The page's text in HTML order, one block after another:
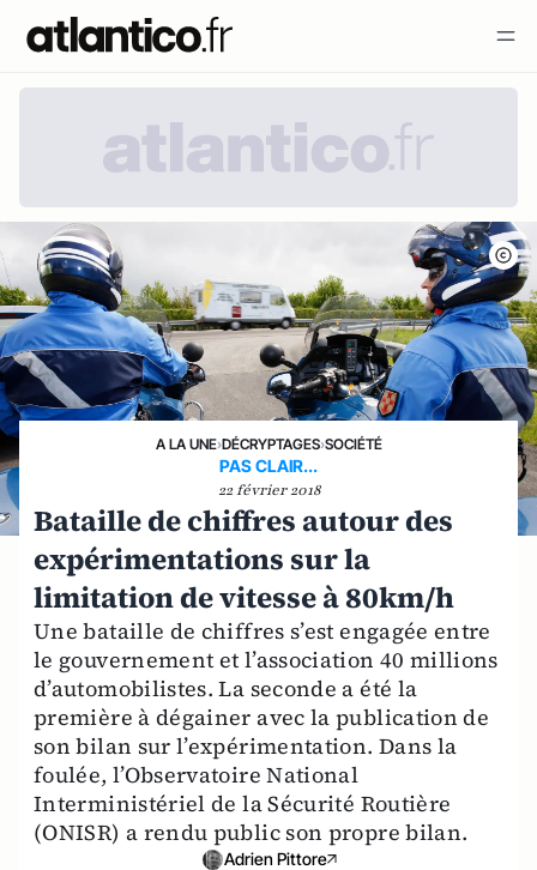
A LA UNE›DÉCRYPTAGES›SOCIÉTÉ
PAS CLAIR...
22 février 2018
Bataille de chiffres autour des
expérimentations sur la
limitation de vitesse à 80km/h
Une bataille de chiffres s’est engagée entre
le gouvernement et l’association 40 millions
d’automobilistes. La seconde a été la
première à dégainer avec la publication de
son bilan sur l’expérimentation. Dans la
foulée, l’Observatoire National
Interministériel de la Sécurité Routière
(ONISR) a rendu public son propre bilan.
Adrien Pittore